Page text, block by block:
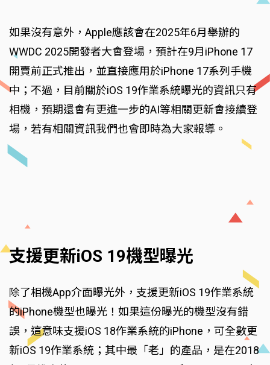
如果沒有意外，Apple應該會在2025年6月舉辦的
WWDC 2025開發者大會登場，預計在9月iPhone 17
開賣前正式推出，並直接應用於iPhone 17系列手機
中；不過，目前關於iOS 19作業系統曝光的資訊只有
相機，預期還會有更進一步的AI等相關更新會接續登
場，若有相關資訊我們也會即時為大家報導。
支援更新iOS 19機型曝光
除了相機App介面曝光外，支援更新iOS 19作業系統
的iPhone機型也曝光！如果這份曝光的機型沒有錯
誤，這意味支援iOS 18作業系統的iPhone，可全數更
新iOS 19作業系統；其中最「老」的產品，是在2018